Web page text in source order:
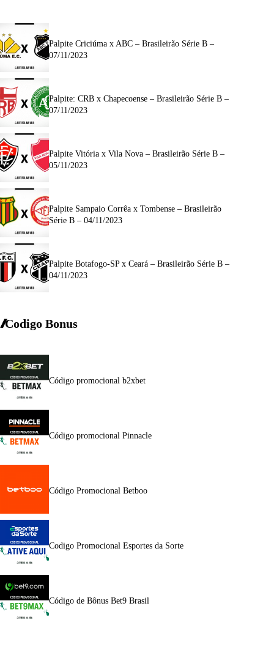
Palpite Criciúma x ABC – Brasileirão Série B –
07/11/2023
Palpite: CRB x Chapecoense – Brasileirão Série B –
07/11/2023
Palpite Vitória x Vila Nova – Brasileirão Série B –
05/11/2023
Palpite Sampaio Corrêa x Tombense – Brasileirão
Série B – 04/11/2023
Palpite Botafogo-SP x Ceará – Brasileirão Série B –
04/11/2023
Codigo Bonus
Código promocional b2xbet
Código promocional Pinnacle
Código Promocional Betboo
Codigo Promocional Esportes da Sorte
Código de Bônus Bet9 Brasil